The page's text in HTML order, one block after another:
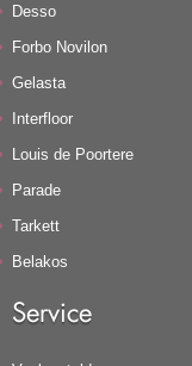
Desso
Forbo Novilon
Gelasta
Interfloor
Louis de Poortere
Parade
Tarkett
Belakos
Service